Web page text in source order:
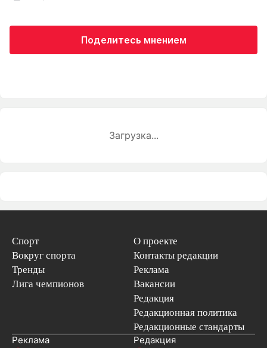
Поделитесь мнением
Загрузка...
Спорт
Вокруг спорта
Тренды
Лига чемпионов
О проекте
Контакты редакции
Реклама
Вакансии
Редакция
Редакционная политика
Редакционные стандарты
Реклама Редакция